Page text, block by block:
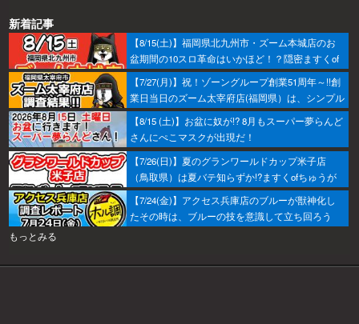
新着記事
【8/15(土)】福岡県北九州市・ズーム本城店のお
盆期間の10スロ革命はいかほど！？隠密ますくof
ちゅうが潜入調査へ！
【7/27(月)】祝！ゾーングループ創業51周年～!!創
業日当日のズーム太宰府店(福岡県）は、シンプル
におすすめから攻めるのがベター！あとはヒキ！
【8/15 (土)】お盆に奴が!? 8月もスーパー夢らんど
さんにぺこマスクが出現だ！
【7/26(日)】夏のグランワールドカップ米子店
（鳥取県）は夏バテ知らずか!?ますくofちゅうが
調査してきたで～！
【7/24(金)】アクセス兵庫店のブルーが獣神化し
たその時は、ブルーの技を意識して立ち回ろう
もっとみる